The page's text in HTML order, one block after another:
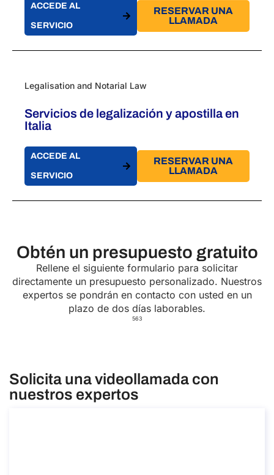
ACCEDE AL
SERVICIO
RESERVAR UNA
LLAMADA
Legalisation and Notarial Law
Servicios de legalización y apostilla en
Italia
ACCEDE AL
SERVICIO
RESERVAR UNA
LLAMADA
Obtén un presupuesto gratuito
Rellene el siguiente formulario para solicitar
directamente un presupuesto personalizado. Nuestros
expertos se pondrán en contacto con usted en un
plazo de dos días laborables.
563
Solicita una videollamada con
nuestros expertos